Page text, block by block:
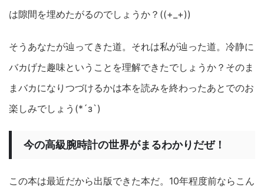
は隙間を埋めたがるのでしょうか？((+_+))
そうあなたが辿ってきた道。それは私が辿った道。冷静に
バカげた趣味ということを理解できたでしょうか？そのま
まバカになりつづけるかは本を読みを終わったあとでのお
楽しみでしょう(*´з`)
今の高級腕時計の世界がまるわかりだぜ！
この本は最近だから出版できた本だ。10年程度前ならこん